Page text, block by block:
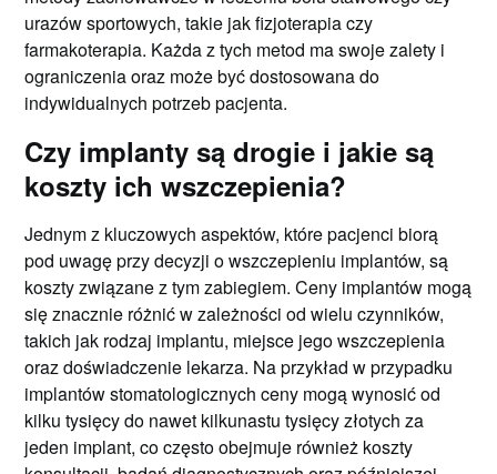
urazów sportowych, takie jak fizjoterapia czy
farmakoterapia. Każda z tych metod ma swoje zalety i
ograniczenia oraz może być dostosowana do
indywidualnych potrzeb pacjenta.
Czy implanty są drogie i jakie są
koszty ich wszczepienia?
Jednym z kluczowych aspektów, które pacjenci biorą
pod uwagę przy decyzji o wszczepieniu implantów, są
koszty związane z tym zabiegiem. Ceny implantów mogą
się znacznie różnić w zależności od wielu czynników,
takich jak rodzaj implantu, miejsce jego wszczepienia
oraz doświadczenie lekarza. Na przykład w przypadku
implantów stomatologicznych ceny mogą wynosić od
kilku tysięcy do nawet kilkunastu tysięcy złotych za
jeden implant, co często obejmuje również koszty